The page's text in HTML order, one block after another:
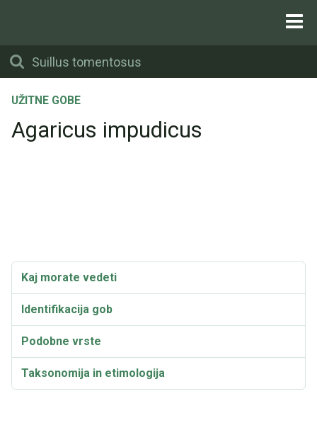
UŽITNE GOBE
Agaricus impudicus
Kaj morate vedeti
Identifikacija gob
Podobne vrste
Taksonomija in etimologija